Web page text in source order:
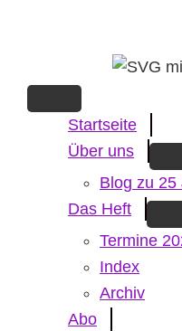
content
Startseite
Über uns
Blog zu 25
Das Heft
Termine
Index
Archiv
Abo